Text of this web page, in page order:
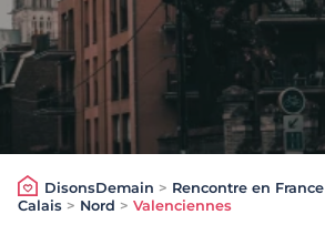
DisonsDemain > Rencontre en France
Calais > Nord > Valenciennes